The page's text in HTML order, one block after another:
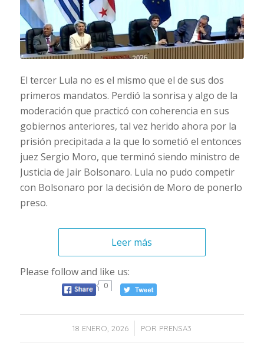
El tercer Lula no es el mismo que el de sus dos
primeros mandatos. Perdió la sonrisa y algo de la
moderación que practicó con coherencia en sus
gobiernos anteriores, tal vez herido ahora por la
prisión precipitada a la que lo sometió el entonces
juez Sergio Moro, que terminó siendo ministro de
Justicia de Jair Bolsonaro. Lula no pudo competir
con Bolsonaro por la decisión de Moro de ponerlo
preso.
Leer más
Please follow and like us:
0
18 ENERO, 2026
/ POR PRENSA3